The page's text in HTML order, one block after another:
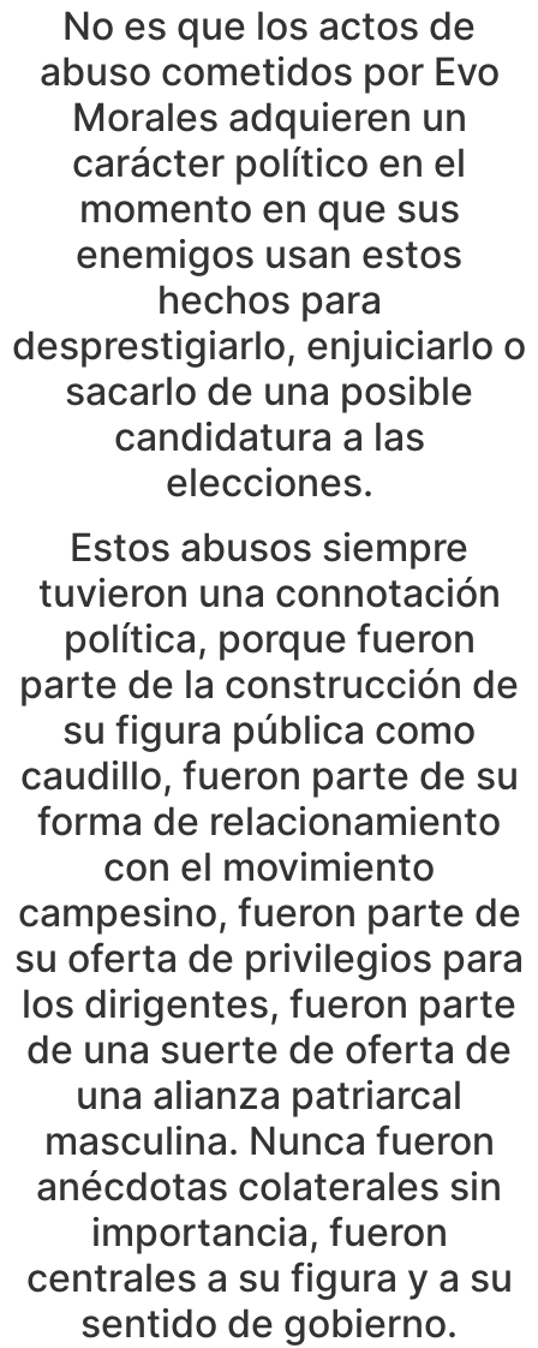
No es que los actos de
abuso cometidos por Evo
Morales adquieren un
carácter político en el
momento en que sus
enemigos usan estos
hechos para
desprestigiarlo, enjuiciarlo o
sacarlo de una posible
candidatura a las
elecciones.
Estos abusos siempre
tuvieron una connotación
política, porque fueron
parte de la construcción de
su figura pública como
caudillo, fueron parte de su
forma de relacionamiento
con el movimiento
campesino, fueron parte de
su oferta de privilegios para
los dirigentes, fueron parte
de una suerte de oferta de
una alianza patriarcal
masculina. Nunca fueron
anécdotas colaterales sin
importancia, fueron
centrales a su figura y a su
sentido de gobierno.